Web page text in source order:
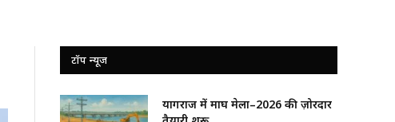
टॉप न्यूज
प्रयागराज में माघ मेला–2026 की ज़ोरदार